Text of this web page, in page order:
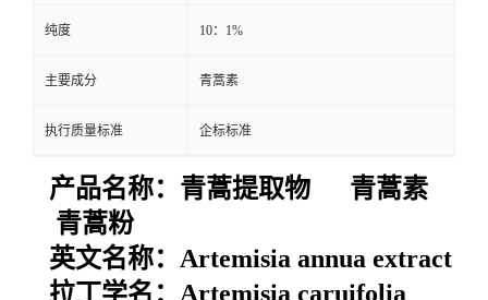
纯度 10：1%
主要成分 青蒿素
执行质量标准 企标标准
产品名称： 青蒿提取物 青蒿素
青蒿粉
英文名称： Artemisia annua extract
拉丁学名： Artemisia caruifolia